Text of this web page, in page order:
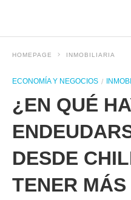
HOMEPAGE INMOBILIARIA
ECONOMÍA Y NEGOCIOS
¿EN QUÉ
DESDE
TENER